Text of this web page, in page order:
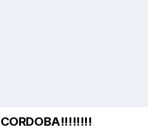
CORDOBA!!!!!!!!